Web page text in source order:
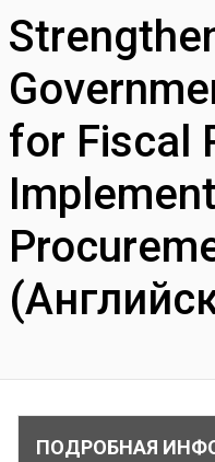
for Fiscal
ПОДРОБНАЯ